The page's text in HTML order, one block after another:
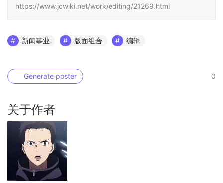
https://www.jcwiki.net/work/editing/21269.html
新闻事业 版面组合 编辑
0
Generate poster
关于作者